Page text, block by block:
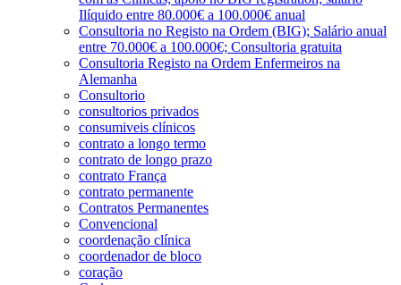
Ilíquido entre 80.000€ a 100.000€ anual
Consultoria no Registo na Ordem (BIG); Salário anual
entre 70.000€ a 100.000€; Consultoria gratuita
Consultoria Registo na Ordem Enfermeiros na
Alemanha
Consultorio
consultorios privados
consumiveis clínicos
contrato a longo termo
contrato de longo prazo
contrato França
contrato permanente
Contratos Permanentes
Convencional
coordenação clínica
coordenador de bloco
coração